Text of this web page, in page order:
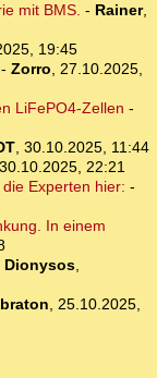
mit BMS. - Rainer,
19:45
- Zorro, 27.10.2025,
LiFePO4-Zellen -
, 30.10.2025, 11:44
30.10.2025, 22:21
Experten hier: -
In einem
Dionysos,
, 25.10.2025,